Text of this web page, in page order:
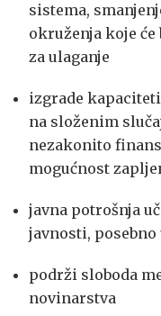
sistema,
okruženja koje
za ulaganje
izgrade
na složenim
nezakonito
mogućnost
javna potrošnja
javnosti,
podrži sloboda
novinarstva